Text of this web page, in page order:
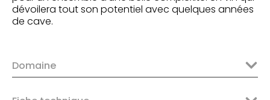
dévoilera tout son potentiel avec quelques années
de cave.
Domaine